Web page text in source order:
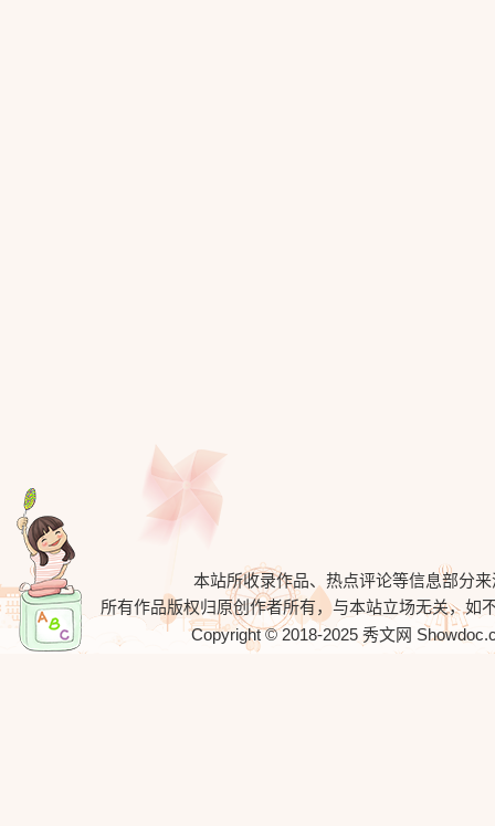
本站所收录作品、热点评论等信息部分
所有作品版权归原创作者所有，与本站立场无关，如
Copyright © 2018-2025 秀文网